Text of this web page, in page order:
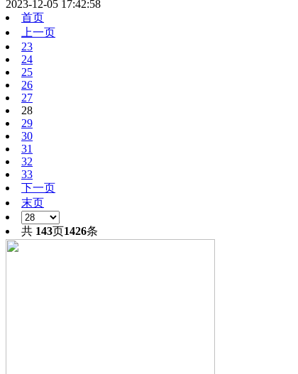
2023-12-05 17:42:58
首页
上一页
23
24
25
26
27
28
29
30
31
32
33
下一页
末页
共 143页1426条